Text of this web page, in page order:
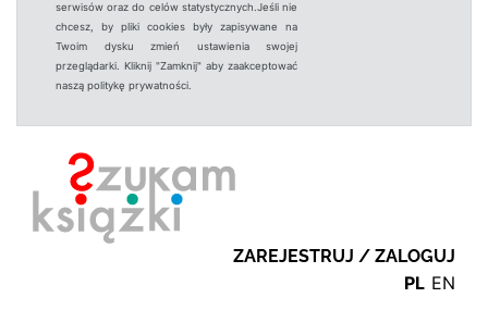
serwisów oraz do celów statystycznych.Jeśli nie
chcesz, by pliki cookies były zapisywane na
Twoim dysku zmień ustawienia swojej
przeglądarki. Kliknij "Zamknij" aby zaakceptować
naszą politykę prywatności.
ZAREJESTRUJ / ZALOGUJ
PL EN